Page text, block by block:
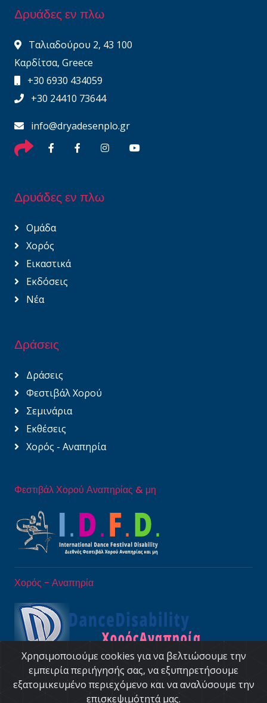
Χρησιμοποιούμε cookies για να βελτιώσουμε την
εμπειρία περιήγησής σας, να εξυπηρετήσουμε
εξατομικευμένο περιεχόμενο και να αναλύσουμε την
επισκεψιμότητά μας.
Δρυάδες εν πλω
Ταλιαδούρου 2, 43 100
Καρδίτσα, Greece
+30 6930 434059
+30 24410 73644
info@dryadesenplo.gr
Δρυάδες εν πλω
Ομάδα
Χορός
Εικαστικά
Εκδόσεις
Νέα
Δράσεις
Δράσεις
Φεστιβάλ Χορού
Σεμινάρια
Εκθέσεις
Χορός - Αναπηρία
Φεστιβάλ Χορού Αναπηρίας & μη
Χορός - Αναπηρία